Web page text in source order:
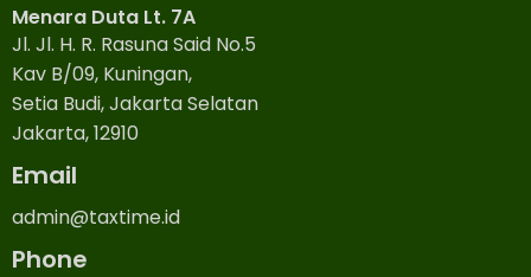
Menara Duta Lt. 7A
Jl. Jl. H. R. Rasuna Said No.5
Kav B/09, Kuningan,
Setia Budi, Jakarta Selatan
Jakarta, 12910
Email
admin@taxtime.id
Phone